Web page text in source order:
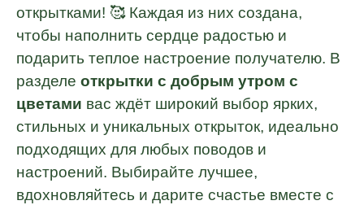
открытками! 🥰 Каждая из них создана,
чтобы наполнить сердце радостью и
подарить теплое настроение получателю. В
разделе открытки с добрым утром с
цветами вас ждёт широкий выбор ярких,
стильных и уникальных открыток, идеально
подходящих для любых поводов и
настроений. Выбирайте лучшее,
вдохновляйтесь и дарите счастье вместе с